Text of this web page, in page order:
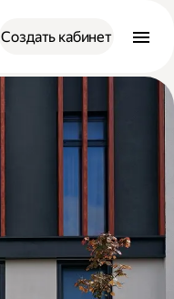
Создать кабинет